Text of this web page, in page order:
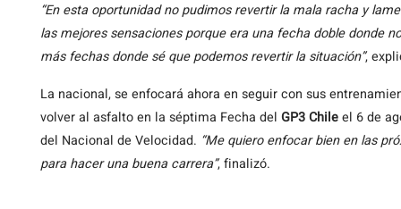
“En esta oportunidad no pudimos revertir la mala racha y
las mejores sensaciones porque era una fecha doble donde
más fechas donde sé que podemos revertir la situación”,
La nacional, se enfocará ahora en seguir con sus
volver al asfalto en la séptima Fecha del GP3 Chileel 6 de
del Nacional de Velocidad. “Me quiero enfocar bien en las
para hacer una buena carrera”, finalizó.